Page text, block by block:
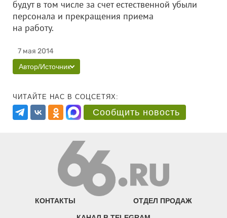
будут в том числе за счет естественной убыли
персонала и прекращения приема
на работу.
7 мая 2014
Автор/Источник
ЧИТАЙТЕ НАС В СОЦСЕТЯХ:
Сообщить новость
КОНТАКТЫ ОТДЕЛ ПРОДАЖ